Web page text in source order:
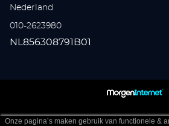
Nederland
010-2623980
NL856308791B01
Onze pagina’s maken gebruik van functionele &